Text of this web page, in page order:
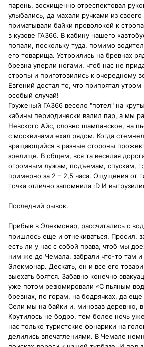
парень, восхищенно отреспектовал
улыбались, да махали ручками из
приматывали байки проволокой к
в кузове ГАЗ66. В кабину нашего
попали, поскольку туда, помимо
его товарища. Устроились на бревнах
бревна уперли ногами, чтоб нас не
стропы и приготовились к очередному
Евгений достал то, что припрятал
особый случай!
Груженый ГАЗ66 весело "потел" на
кабины периодически валил пар, а мы
Невского Айс, словно шампанское, на
с москвичами ехал рядом. Когда
вращающийся в разные стороны
зрелище. В общем, вся та веселая
огромным лужам, подъемам, спускам,
примерно за 2 – 2,5 часа. Ощущения от
точка отлично запомнила :D И
Последний рывок.
Прибыв в Элекмонар, рассчитались с
пришлось еще и отнекиваться. Просил,
есть ли у нас с собой права, чтоб мы
ним же до Чемала, забрали что-то там и
Элекмонар. Дескать, он и все его
выехать боятся. Забавно конечно
уже потом резюмировали «С пьяным
бревнах, по горам, на бодрячках, да
Сели мы на байки и, миновав деревню,
Крутилось не бодро, тем более ночь
нас только туристские фонарики на
делились впечатлениями. В Чемале